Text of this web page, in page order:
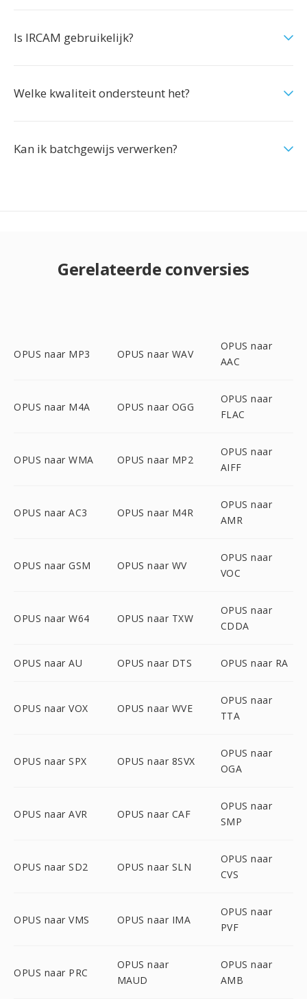
Is IRCAM gebruikelijk?
Welke kwaliteit ondersteunt het?
Kan ik batchgewijs verwerken?
Gerelateerde conversies
OPUS naar MP3 OPUS naar WAV
OPUS naar
AAC
OPUS naar M4A OPUS naar OGG
OPUS naar
FLAC
OPUS naar WMA OPUS naar MP2
OPUS naar
AIFF
OPUS naar AC3 OPUS naar M4R
OPUS naar
AMR
OPUS naar GSM OPUS naar WV
OPUS naar
VOC
OPUS naar W64 OPUS naar TXW
OPUS naar
CDDA
OPUS naar AU OPUS naar DTS OPUS naar RA
OPUS naar VOX OPUS naar WVE
OPUS naar
TTA
OPUS naar SPX OPUS naar 8SVX
OPUS naar
OGA
OPUS naar AVR OPUS naar CAF
OPUS naar
SMP
OPUS naar SD2 OPUS naar SLN
OPUS naar
CVS
OPUS naar VMS OPUS naar IMA
OPUS naar
PVF
OPUS naar PRC
OPUS naar
MAUD
OPUS naar
AMB